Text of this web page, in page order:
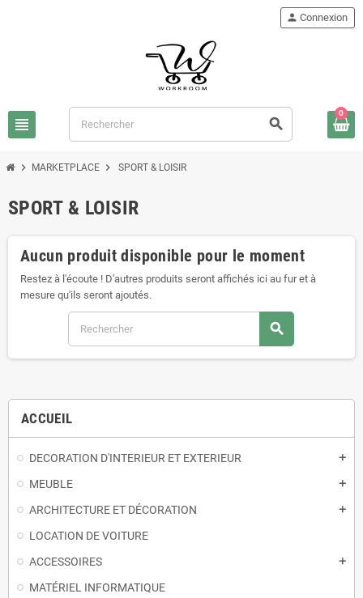
view_headline search
person Connexion
0
chevron_right MARKETPLACE chevron_right SPORT & LOISIR
ACCUEIL
DECORATION D'INTERIEUR ET EXTERIEUR add
MEUBLE add
ARCHITECTURE ET DÉCORATION add
LOCATION DE VOITURE
ACCESSOIRES
add
MATÉRIEL INFORMATIQUE
SPORT & LOISIR
Aucun produit disponible pour le moment
Restez à l'écoute ! D'autres produits seront affichés ici au fur et à
mesure qu'ils seront ajoutés.
search